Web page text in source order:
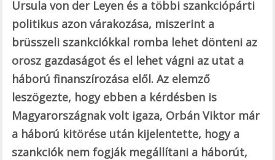
Ursula von der Leyen és a többi szankciópárti
politikus azon várakozása, miszerint a
brüsszeli szankciókkal romba lehet dönteni az
orosz gazdaságot és el lehet vágni az utat a
háború finanszírozása elől. Az elemző
leszögezte, hogy ebben a kérdésben is
Magyarországnak volt igaza, Orbán Viktor már
a háború kitörése után kijelentette, hogy a
szankciók nem fogják megállítani a háborút,